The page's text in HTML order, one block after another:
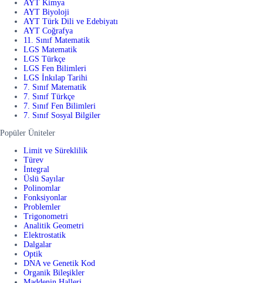
AYT Kimya
AYT Biyoloji
AYT Türk Dili ve Edebiyatı
AYT Coğrafya
11. Sınıf Matematik
LGS Matematik
LGS Türkçe
LGS Fen Bilimleri
LGS İnkılap Tarihi
7. Sınıf Matematik
7. Sınıf Türkçe
7. Sınıf Fen Bilimleri
7. Sınıf Sosyal Bilgiler
Popüler Üniteler
Limit ve Süreklilik
Türev
İntegral
Üslü Sayılar
Polinomlar
Fonksiyonlar
Problemler
Trigonometri
Analitik Geometri
Elektrostatik
Dalgalar
Optik
DNA ve Genetik Kod
Organik Bileşikler